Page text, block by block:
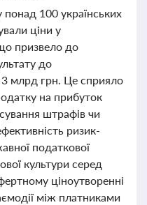
100 українських
ціни у
призвело до
до
млрд грн. Це сприяло
на прибуток
штрафів чи
ризик-
податкової
культури серед
ціноутворенні
між платниками